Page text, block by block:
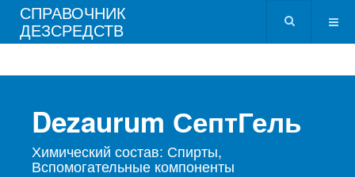
СПРАВОЧНИК
ДЕЗСРЕДСТВ
Dezaurum СептГель
Химический состав: Спирты,
Вспомогательные компоненты